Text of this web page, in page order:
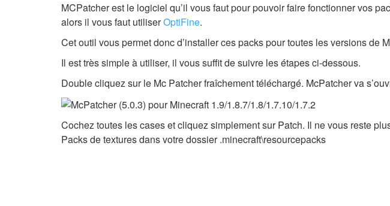
MCPatcher est le logiciel qu’il vous faut pour pouvoir faire fonctionner vos
alors il vous faut utiliserOptiFine.
Cet outil vous permet donc d’installer ces packs pour toutes les versions de
Il est très simple à utiliser, il vous suffit de suivre les étapes ci-dessous.
Double cliquez sur le Mc Patcher fraîchement téléchargé. McPatcher va
Cochez toutes les cases et cliquez simplement sur Patch. Il ne vous reste
Packs de textures dans votre dossier .minecraft\resourcepacks